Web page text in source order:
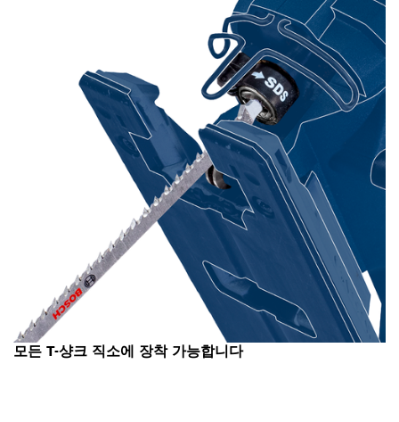
모든 T-샹크 직소에 장착 가능합니다